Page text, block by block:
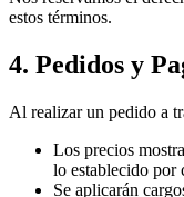
estos términos.
4. Pedidos y
Al realizar un pedido a
Los precios
lo establecido por
Se aplicarán